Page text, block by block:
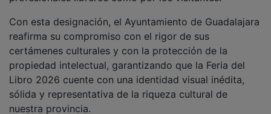
reafirma su compromiso con el rigor de sus
certámenes culturales y con la protección de la
propiedad intelectual, garantizando que la Feria del
Libro 2026 cuente con una identidad visual inédita,
sólida y representativa de la riqueza cultural de
nuestra provincia.